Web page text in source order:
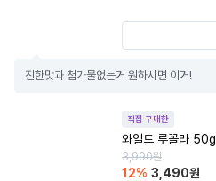
진한맛과 첨가물없는거 원하시면 이거!
직접 구매한
와일드 루꼴라 50g
3,990원
12% 3,490원